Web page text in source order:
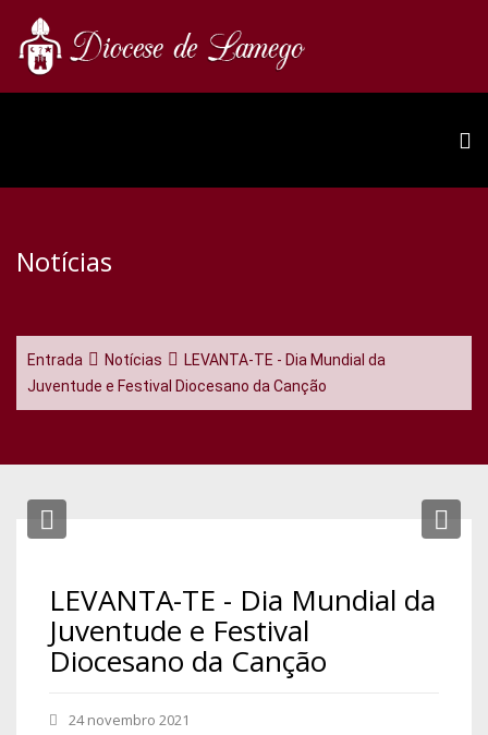
Notícias
Entrada Notícias
LEVANTA-TE - Dia Mundial da
Juventude e Festival Diocesano da Canção
LEVANTA-TE - Dia Mundial da
Juventude e Festival
Diocesano da Canção
24 novembro 2021